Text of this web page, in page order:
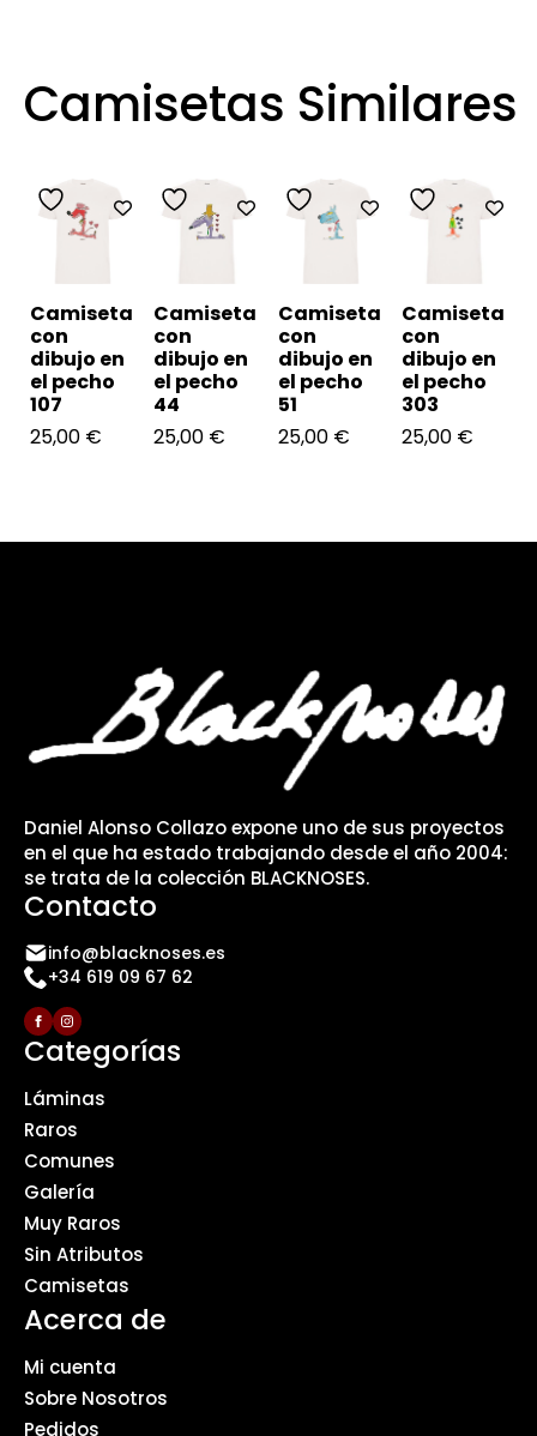
Camisetas Similares
Camiseta
con
dibujo en
el pecho
107
25,00 €
Camiseta
con
dibujo en
el pecho
44
25,00 €
Camiseta
con
dibujo en
el pecho
51
25,00 €
Camiseta
con
dibujo en
el pecho
303
25,00 €
Daniel Alonso Collazo expone uno de sus proyectos
en el que ha estado trabajando desde el año 2004:
se trata de la colección BLACKNOSES.
Contacto
info@blacknoses.es
+34 619 09 67 62
Categorías
Láminas
Raros
Comunes
Galería
Muy Raros
Sin Atributos
Camisetas
Acerca de
Mi cuenta
Sobre Nosotros
Pedidos